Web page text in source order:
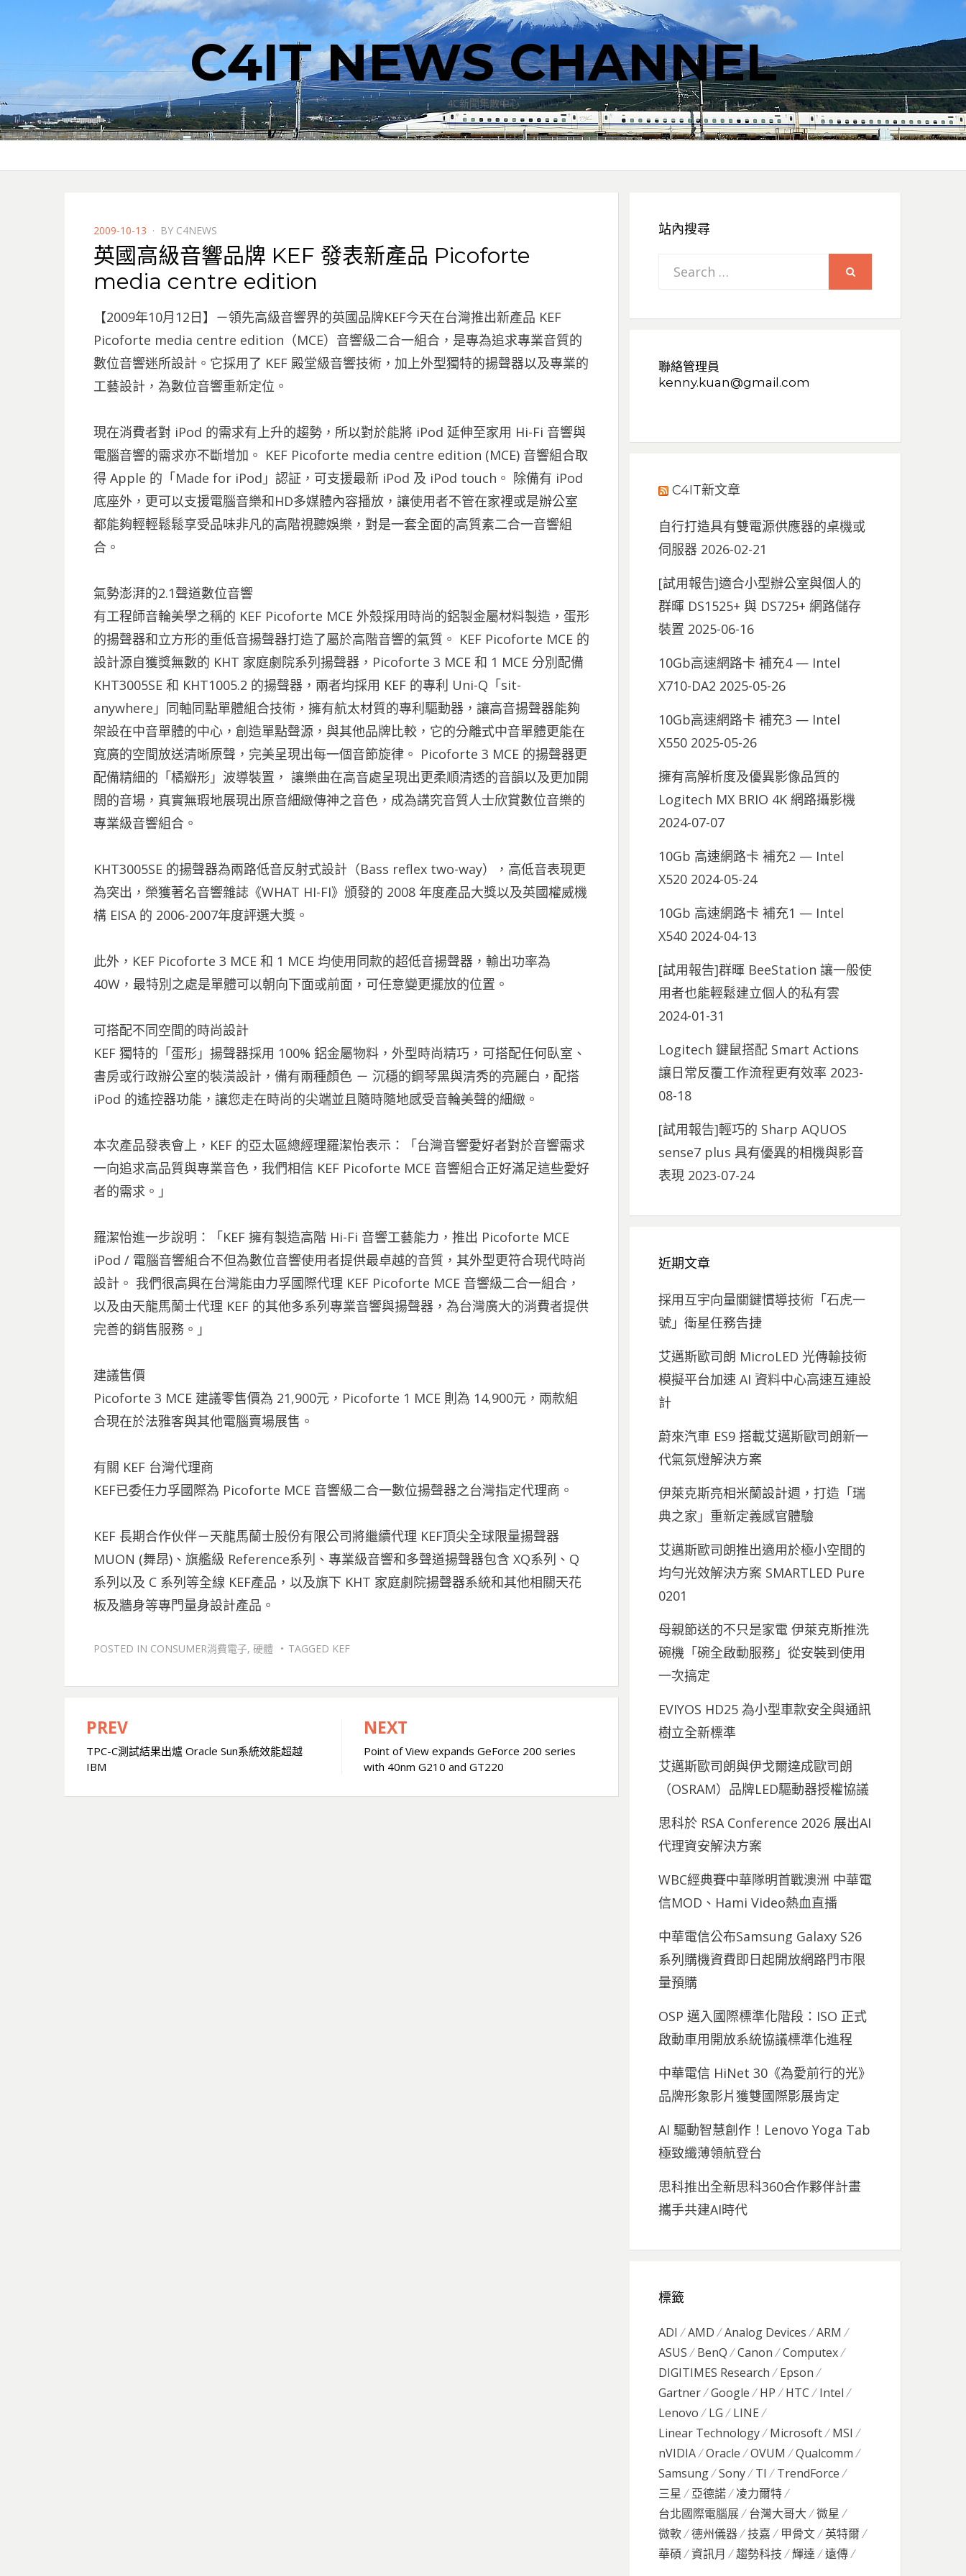
C4IT NEWS CHANNEL
4C新聞集散中心
POSTED
ON
2009-10-13 BY C4NEWS
英國高級音響品牌 KEF 發表新產品 Picoforte
media centre edition
【2009年10月12日】－領先高級音響界的英國品牌KEF今天在台灣推出新產品 KEF
Picoforte media centre edition（MCE）音響級二合一組合，是專為追求專業音質的
數位音響迷所設計。它採用了 KEF 殿堂級音響技術，加上外型獨特的揚聲器以及專業的
工藝設計，為數位音響重新定位。
現在消費者對 iPod 的需求有上升的趨勢，所以對於能將 iPod 延伸至家用 Hi-Fi 音響與
電腦音響的需求亦不斷增加。 KEF Picoforte media centre edition (MCE) 音響組合取
得 Apple 的「Made for iPod」認証，可支援最新 iPod 及 iPod touch。 除備有 iPod
底座外，更可以支援電腦音樂和HD多媒體內容播放，讓使用者不管在家裡或是辦公室
都能夠輕輕鬆鬆享受品味非凡的高階視聽娛樂，對是一套全面的高質素二合一音響組
合。
氣勢澎湃的2.1聲道數位音響
有工程師音輪美學之稱的 KEF Picoforte MCE 外殼採用時尚的鋁製金屬材料製造，蛋形
的揚聲器和立方形的重低音揚聲器打造了屬於高階音響的氣質。 KEF Picoforte MCE 的
設計源自獲獎無數的 KHT 家庭劇院系列揚聲器，Picoforte 3 MCE 和 1 MCE 分別配備
KHT3005SE 和 KHT1005.2 的揚聲器，兩者均採用 KEF 的專利 Uni-Q「sit-
anywhere」同軸同點單體組合技術，擁有航太材質的專利驅動器，讓高音揚聲器能夠
架設在中音單體的中心，創造單點聲源，與其他品牌比較，它的分離式中音單體更能在
寬廣的空間放送清晰原聲，完美呈現出每一個音節旋律。 Picoforte 3 MCE 的揚聲器更
配備精細的「橘瓣形」波導裝置， 讓樂曲在高音處呈現出更柔順清透的音韻以及更加開
闊的音場，真實無瑕地展現出原音細緻傳神之音色，成為講究音質人士欣賞數位音樂的
專業級音響組合。
KHT3005SE 的揚聲器為兩路低音反射式設計（Bass reflex two-way），高低音表現更
為突出，榮獲著名音響雜誌《WHAT HI-FI》頒發的 2008 年度產品大獎以及英國權威機
構 EISA 的 2006-2007年度評選大獎。
此外，KEF Picoforte 3 MCE 和 1 MCE 均使用同款的超低音揚聲器，輸出功率為
40W，最特別之處是單體可以朝向下面或前面，可任意變更擺放的位置。
可搭配不同空間的時尚設計
KEF 獨特的「蛋形」揚聲器採用 100% 鋁金屬物料，外型時尚精巧，可搭配任何臥室、
書房或行政辦公室的裝潢設計，備有兩種顏色 － 沉穩的鋼琴黑與清秀的亮麗白，配搭
iPod 的遙控器功能，讓您走在時尚的尖端並且隨時隨地感受音輪美聲的細緻。
本次產品發表會上，KEF 的亞太區總經理羅潔怡表示：「台灣音響愛好者對於音響需求
一向追求高品質與專業音色，我們相信 KEF Picoforte MCE 音響組合正好滿足這些愛好
者的需求。」
羅潔怡進一步說明：「KEF 擁有製造高階 Hi-Fi 音響工藝能力，推出 Picoforte MCE
iPod / 電腦音響組合不但為數位音響使用者提供最卓越的音質，其外型更符合現代時尚
設計。 我們很高興在台灣能由力孚國際代理 KEF Picoforte MCE 音響級二合一組合，
以及由天龍馬蘭士代理 KEF 的其他多系列專業音響與揚聲器，為台灣廣大的消費者提供
完善的銷售服務。」
建議售價
Picoforte 3 MCE 建議零售價為 21,900元，Picoforte 1 MCE 則為 14,900元，兩款組
合現在於法雅客與其他電腦賣場展售。
有關 KEF 台灣代理商
KEF已委任力孚國際為 Picoforte MCE 音響級二合一數位揚聲器之台灣指定代理商。
KEF 長期合作伙伴－天龍馬蘭士股份有限公司將繼續代理 KEF頂尖全球限量揚聲器
MUON (舞昂)、旗艦級 Reference系列、專業級音響和多聲道揚聲器包含 XQ系列、Q
系列以及 C 系列等全線 KEF產品，以及旗下 KHT 家庭劇院揚聲器系統和其他相關天花
板及牆身等專門量身設計產品。
POSTED IN CONSUMER消費電子, 硬體 TAGGED KEF
文
章
PREV
TPC-C測試結果出爐 Oracle Sun系統效能超越
IBM
NEXT
Point of View expands GeForce 200 series
with 40nm G210 and GT220
站內搜尋
Search
聯絡管理員
kenny.kuan@gmail.com
C4IT新文章
自行打造具有雙電源供應器的桌機或
伺服器 2026-02-21
[試用報告]適合小型辦公室與個人的
群暉 DS1525+ 與 DS725+ 網路儲存
裝置 2025-06-16
10Gb高速網路卡 補充4 — Intel
X710-DA2 2025-05-26
10Gb高速網路卡 補充3 — Intel
X550 2025-05-26
擁有高解析度及優異影像品質的
Logitech MX BRIO 4K 網路攝影機
2024-07-07
10Gb 高速網路卡 補充2 — Intel
X520 2024-05-24
10Gb 高速網路卡 補充1 — Intel
X540 2024-04-13
[試用報告]群暉 BeeStation 讓一般使
用者也能輕鬆建立個人的私有雲
2024-01-31
Logitech 鍵鼠搭配 Smart Actions
讓日常反覆工作流程更有效率 2023-
08-18
[試用報告]輕巧的 Sharp AQUOS
sense7 plus 具有優異的相機與影音
表現 2023-07-24
近期文章
採用互宇向量關鍵慣導技術「石虎一
號」衛星任務告捷
艾邁斯歐司朗 MicroLED 光傳輸技術
模擬平台加速 AI 資料中心高速互連設
計
蔚來汽車 ES9 搭載艾邁斯歐司朗新一
代氣氛燈解決方案
伊萊克斯亮相米蘭設計週，打造「瑞
典之家」重新定義感官體驗
艾邁斯歐司朗推出適用於極小空間的
均勻光效解決方案 SMARTLED Pure
0201
母親節送的不只是家電 伊萊克斯推洗
碗機「碗全啟動服務」從安裝到使用
一次搞定
EVIYOS HD25 為小型車款安全與通訊
樹立全新標準
艾邁斯歐司朗與伊戈爾達成歐司朗
（OSRAM）品牌LED驅動器授權協議
思科於 RSA Conference 2026 展出AI
代理資安解決方案
WBC經典賽中華隊明首戰澳洲 中華電
信MOD、Hami Video熱血直播
中華電信公布Samsung Galaxy S26
系列購機資費即日起開放網路門市限
量預購
OSP 邁入國際標準化階段：ISO 正式
啟動車用開放系統協議標準化進程
中華電信 HiNet 30《為愛前行的光》
品牌形象影片獲雙國際影展肯定
AI 驅動智慧創作！Lenovo Yoga Tab
極致纖薄領航登台
思科推出全新思科360合作夥伴計畫
攜手共建AI時代
標籤
ADI AMD Analog Devices
ARM
ASUS
BenQ Canon
Computex
DIGITIMES Research
Epson
Gartner
Google HP HTC
Intel
Lenovo
LG
LINE
Linear Technology
Microsoft
MSI
nVIDIA
Oracle OVUM
Qualcomm
Samsung
Sony TI
TrendForce
三星
亞德諾
凌力爾特
台北國際電腦展
台灣大哥大
微星
微軟
德州儀器 技嘉 甲骨文
英特爾
華碩
資訊月 趨勢科技 輝達 遠傳